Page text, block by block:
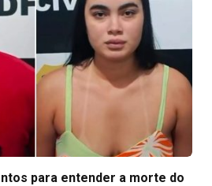
para entender a morte do